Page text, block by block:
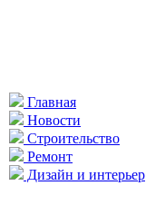
Главная
Новости
Строительство
Ремонт
Дизайн и интерьер